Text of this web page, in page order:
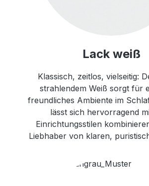
Lack weiß
Klassisch, zeitlos, vielseitig:
strahlendem Weiß sorgt für
freundliches Ambiente im
lässt sich hervorragend
Einrichtungsstilen
Liebhaber von klaren,